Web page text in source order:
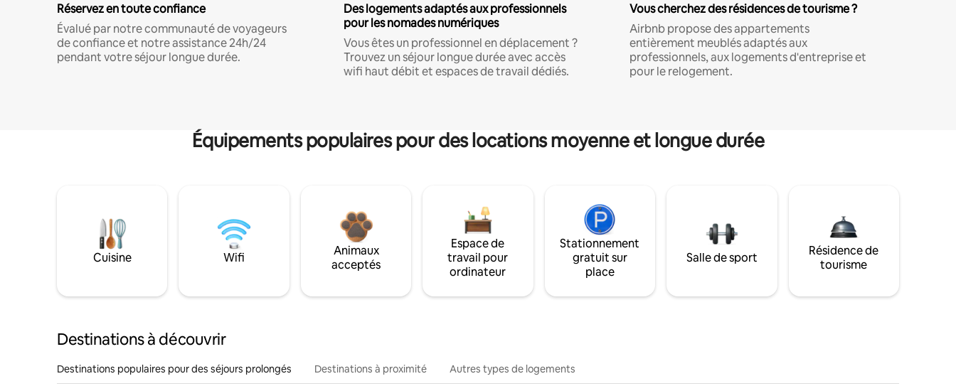
Réservez en toute confiance
Évalué par notre communauté de voyageurs
de confiance et notre assistance 24h/24
pendant votre séjour longue durée.
Des logements adaptés aux professionnels
pour les nomades numériques
Vous êtes un professionnel en déplacement ?
Trouvez un séjour longue durée avec accès
wifi haut débit et espaces de travail dédiés.
Vous cherchez des résidences de tourisme ?
Airbnb propose des appartements
entièrement meublés adaptés aux
professionnels, aux logements d'entreprise et
pour le relogement.
Équipements populaires pour des locations moyenne et longue durée
Cuisine Wifi
Animaux
acceptés
Espace de
travail pour
ordinateur
Stationnement
gratuit sur
place
Salle de sport
Résidence de
tourisme
Destinations à découvrir
Destinations populaires pour des séjours prolongés Destinations à proximité Autres types de logements